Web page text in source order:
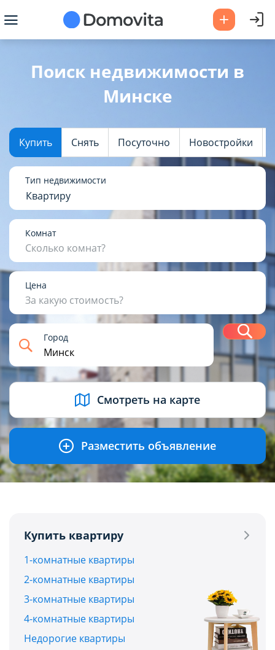
Поиск недвижимости в
Минске
Купить Снять Посуточно Новостройки
Тип недвижимости
Квартиру
Комнат
Сколько комнат?
Цена
За какую стоимость?
USD BYN EUR RUB
Город
Смотреть на карте
Разместить объявление
Купить квартиру
1-комнатные квартиры
2-комнатные квартиры
3-комнатные квартиры
4-комнатные квартиры
Недорогие квартиры
Выбрать город